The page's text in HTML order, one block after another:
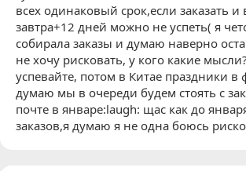
всех одинаковый срок,если заказать и
завтра+12 дней можно не успеть( я
собирала заказы и думаю наверно
не хочу рисковать, у кого какие
успевайте, потом в Китае праздники в
думаю мы в очереди будем стоять с
почте в январе:laugh: щас как до
заказов,я думаю я не одна боюсь